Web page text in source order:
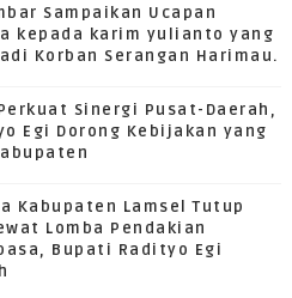
Sampaikan Ucapan
kepada karim yulianto yang
Korban Serangan Harimau.
Perkuat Sinergi Pusat-Daerah,
Egi Dorong Kebijakan yang
Kabupaten Lamsel Tutup
Lomba Pendakian
Bupati Radityo Egi